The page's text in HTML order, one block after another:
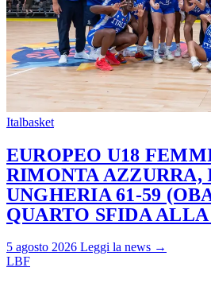
Italbasket
EUROPEO U18
RIMONTA
UNGHERIA 61-59
QUARTO SFIDA ALLA
5 agosto 2026 Leggi la news →
LBF